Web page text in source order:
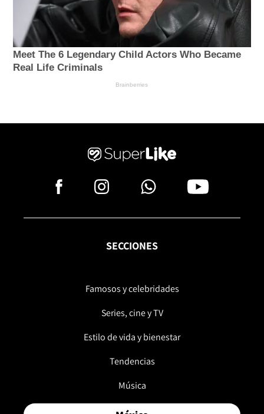
SECCIONES
Famosos y celebridades
Series, cine y TV
Estilo de vida y bienestar
Tendencias
Música